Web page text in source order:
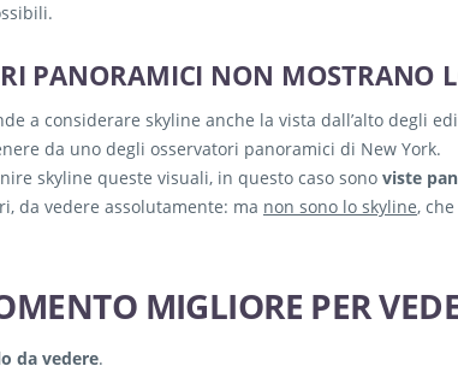
PANORAMICI NON MOSTRANO
a considerare skyline anche la vista dall’alto degli
da uno degli osservatori panoramici di New York.
skyline queste visuali, in questo caso sono viste
da vedere assolutamente: ma non sono lo skyline,
MIGLIORE PER
da vedere.